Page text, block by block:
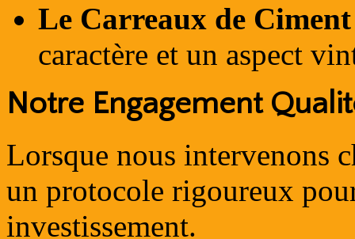
Le Carreaux de
caractère et un aspect
Notre Engagement
Lorsque nous intervenons
un protocole rigoureux
investissement.